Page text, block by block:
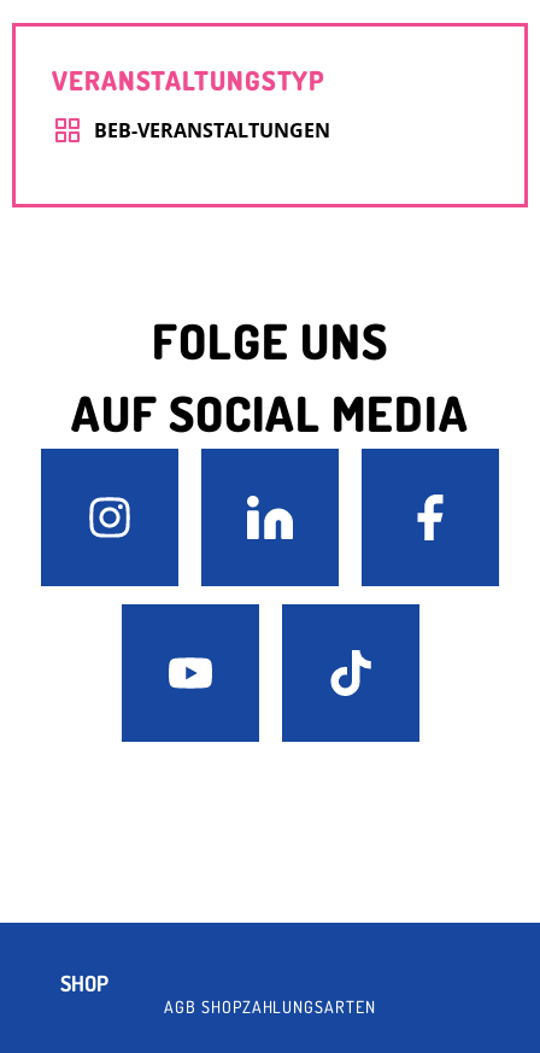
VERANSTALTUNGSTYP
BEB-VERANSTALTUNGEN
FOLGE UNS
AUF SOCIAL MEDIA
SHOP
AGB SHOPZAHLUNGSARTEN